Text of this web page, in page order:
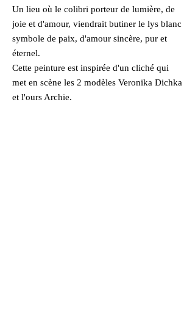
Un lieu où le colibri porteur de lumière, de
joie et d'amour, viendrait butiner le lys blanc
symbole de paix, d'amour sincère, pur et
éternel.
Cette peinture est inspirée d'un cliché qui
met en scène les 2 modèles Veronika Dichka
et l'ours Archie.